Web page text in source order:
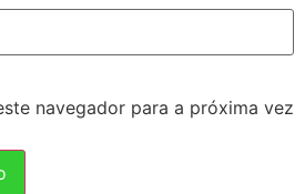
navegador para a próxima vez